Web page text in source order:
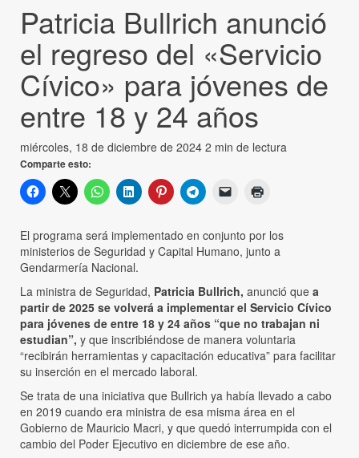
Patricia Bullrich anunció
el regreso del «Servicio
Cívico» para jóvenes de
entre 18 y 24 años
miércoles, 18 de diciembre de 2024 2 min de lectura
Comparte esto:
El programa será implementado en conjunto por los
ministerios de Seguridad y Capital Humano, junto a
Gendarmería Nacional.
La ministra de Seguridad, Patricia Bullrich, anunció que a
partir de 2025 se volverá a implementar el Servicio Cívico
para jóvenes de entre 18 y 24 años “que no trabajan ni
estudian”, y que inscribiéndose de manera voluntaria
“recibirán herramientas y capacitación educativa” para facilitar
su inserción en el mercado laboral.
Se trata de una iniciativa que Bullrich ya había llevado a cabo
en 2019 cuando era ministra de esa misma área en el
Gobierno de Mauricio Macri, y que quedó interrumpida con el
cambio del Poder Ejecutivo en diciembre de ese año.